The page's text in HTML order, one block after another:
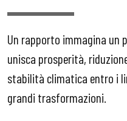
Un rapporto immagina un
unisca prosperità,
stabilità climatica entro i
grandi trasformazioni.